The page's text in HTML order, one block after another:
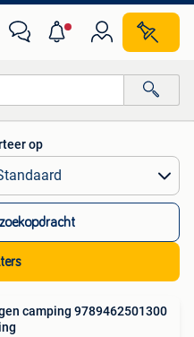
op
camping 9789462501300